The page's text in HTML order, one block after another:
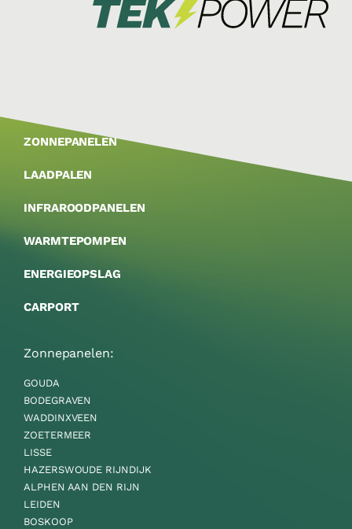
ZONNEPANELEN
LAADPALEN
INFRAROODPANELEN
WARMTEPOMPEN
ENERGIEOPSLAG
CARPORT
Zonnepanelen:
GOUDA
BODEGRAVEN
WADDINXVEEN
ZOETERMEER
LISSE
HAZERSWOUDE RIJNDIJK
ALPHEN AAN DEN RIJN
LEIDEN
BOSKOOP